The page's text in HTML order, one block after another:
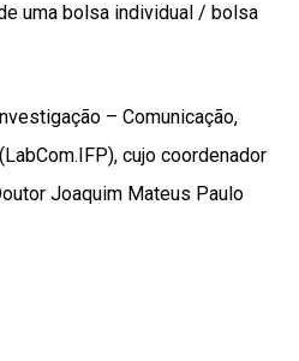
uma bolsa individual / bolsa
– Comunicação,
cujo coordenador
Joaquim Mateus Paulo